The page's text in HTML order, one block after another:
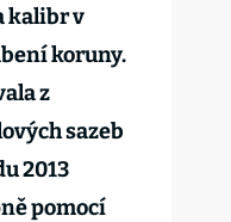
kalibr v
koruny.
z
sazeb
2013
pomocí